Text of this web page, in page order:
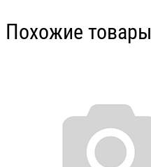
Похожие товары